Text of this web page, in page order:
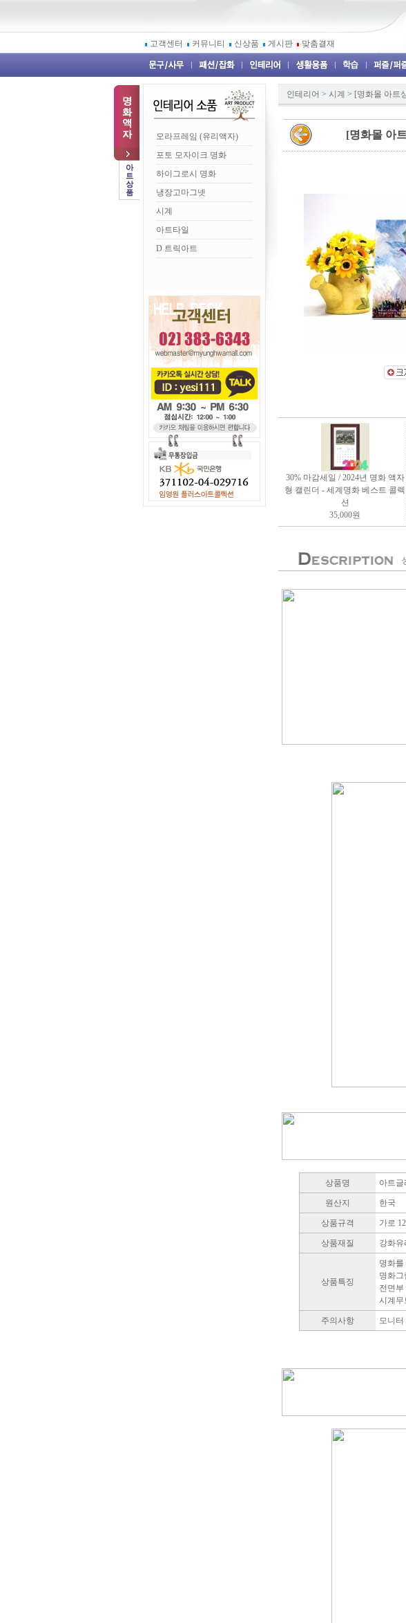
고객센터 커뮤니티 신상품 게시판 맞춤결재
오라프레임 (유리액자)
포토 모자이크 명화
하이그로시 명화
냉장고마그넷
시계
아트타일
D 트릭아트
인테리어 > 시계 > [명화몰 아트
[명화몰 아
30% 마감세일 / 2024년 명화 액자
형 캘린더 - 세계명화 베스트 콜렉
션
35,000원
상품명 아트
원산지 한국
상품규격 가로
상품재질 강화유
상품특징
명화
명화
전면
시계무
주의사항 모니